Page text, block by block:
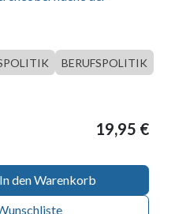
BERUFSPOLITIK
In den Warenkorb
19,95 €